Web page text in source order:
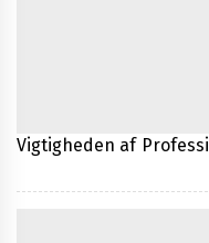
Vigtigheden af